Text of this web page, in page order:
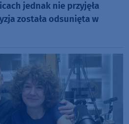
jednak nie przyjęła
została odsunięta w